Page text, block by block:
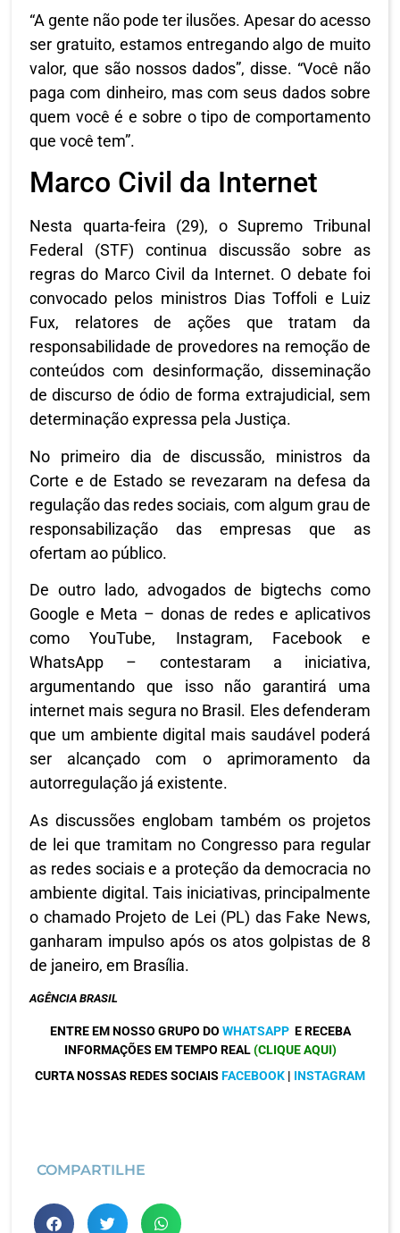
“A gente não pode ter ilusões. Apesar do acesso
ser gratuito, estamos entregando algo de muito
valor, que são nossos dados”, disse. “Você não
paga com dinheiro, mas com seus dados sobre
quem você é e sobre o tipo de comportamento
que você tem”.
Marco Civil da Internet
Nesta quarta-feira (29), o Supremo Tribunal
Federal (STF) continua discussão sobre as
regras do Marco Civil da Internet. O debate foi
convocado pelos ministros Dias Toffoli e Luiz
Fux, relatores de ações que tratam da
responsabilidade de provedores na remoção de
conteúdos com desinformação, disseminação
de discurso de ódio de forma extrajudicial, sem
determinação expressa pela Justiça.
No primeiro dia de discussão, ministros da
Corte e de Estado se revezaram na defesa da
regulação das redes sociais, com algum grau de
responsabilização das empresas que as
ofertam ao público.
De outro lado, advogados de bigtechs como
Google e Meta – donas de redes e aplicativos
como YouTube, Instagram, Facebook e
WhatsApp – contestaram a iniciativa,
argumentando que isso não garantirá uma
internet mais segura no Brasil. Eles defenderam
que um ambiente digital mais saudável poderá
ser alcançado com o aprimoramento da
autorregulação já existente.
As discussões englobam também os projetos
de lei que tramitam no Congresso para regular
as redes sociais e a proteção da democracia no
ambiente digital. Tais iniciativas, principalmente
o chamado Projeto de Lei (PL) das Fake News,
ganharam impulso após os atos golpistas de 8
de janeiro, em Brasília.
AGÊNCIA BRASIL
ENTRE EM NOSSO GRUPO DO WHATSAPP E RECEBA
INFORMAÇÕES EM TEMPO REAL(CLIQUE AQUI)
CURTA NOSSAS REDES SOCIAIS FACEBOOK | INSTAGRAM
COMPARTILHE